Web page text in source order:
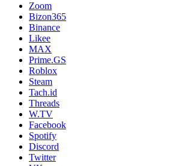
Zoom
Bizon365
Binance
Likee
MAX
Prime.GS
Roblox
Steam
Tach.id
Threads
W.TV
Facebook
Spotify
Discord
Twitter